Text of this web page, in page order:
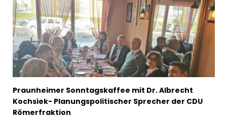
Praunheimer Sonntagskaffee mit Dr. Albrecht
Kochsiek- Planungspolitischer Sprecher der CDU
Römerfraktion